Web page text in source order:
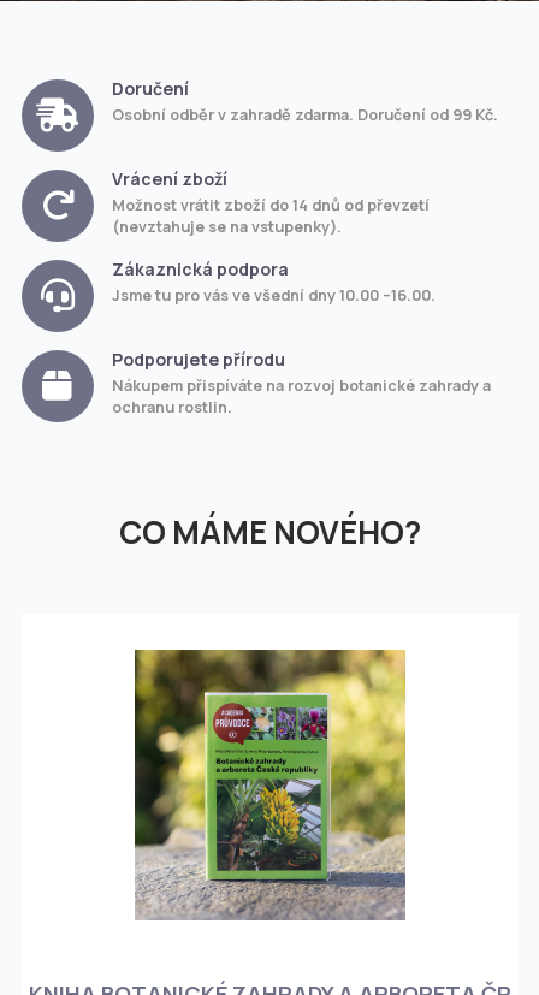
Doručení
Osobní odběr v zahradě zdarma. Doručení od 99 Kč.
Vrácení zboží
Možnost vrátit zboží do 14 dnů od převzetí
(nevztahuje se na vstupenky).
Zákaznická podpora
Jsme tu pro vás ve všední dny 10.00 –16.00.
Podporujete přírodu
Nákupem přispíváte na rozvoj botanické zahrady a
ochranu rostlin.
CO MÁME NOVÉHO?